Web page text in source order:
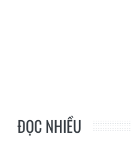
ĐỌC NHIỀU